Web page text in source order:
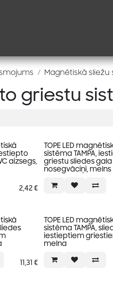
Magnētiskā sliežu
griestu
aizsegs,
2,42€
TOPE LED
sistēma TAMPA,
griestu sliedes gala
nosegvāciņi, melns
11,31 €
TOPE LED
sistēma TAMPA,
iestieptiem
melna